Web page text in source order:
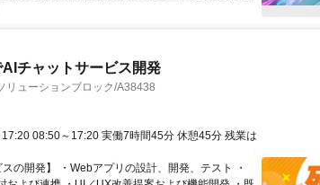
チャットサービス開発
ューションブロック/A38438
08:50～17:20 実働7時間45分 休憩45分 残業は
の開発】 ・Webアプリの設計、開発、テスト ・